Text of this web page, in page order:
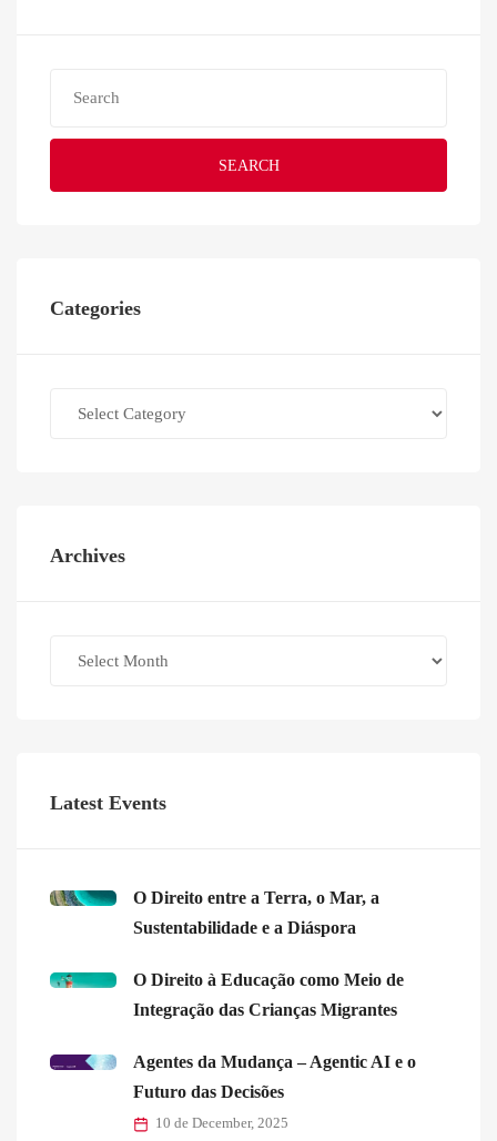
SEARCH
Categories
Archives
Latest Events
O Direito entre a Terra, o Mar, a
Sustentabilidade e a Diáspora
O Direito à Educação como Meio de
Integração das Crianças Migrantes
Agentes da Mudança – Agentic AI e o
Futuro das Decisões
10 de December, 2025